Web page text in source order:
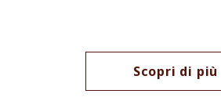
Scopri di più